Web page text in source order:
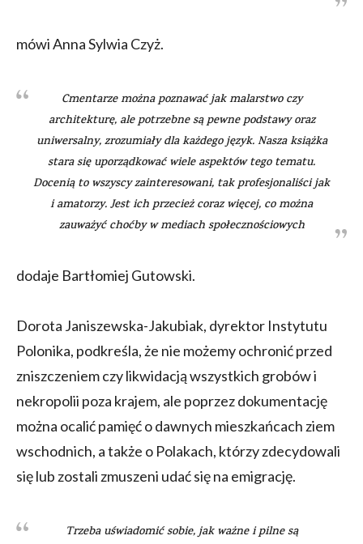
mówi Anna Sylwia Czyż.
Cmentarze można poznawać jak malarstwo czy
architekturę, ale potrzebne są pewne podstawy oraz
uniwersalny, zrozumiały dla każdego język. Nasza książka
stara się uporządkować wiele aspektów tego tematu.
Docenią to wszyscy zainteresowani, tak profesjonaliści jak
i amatorzy. Jest ich przecież coraz więcej, co można
zauważyć choćby w mediach społecznościowych
dodaje Bartłomiej Gutowski.
Dorota Janiszewska-Jakubiak, dyrektor Instytutu
Polonika, podkreśla, że nie możemy ochronić przed
zniszczeniem czy likwidacją wszystkich grobów i
nekropolii poza krajem, ale poprzez dokumentację
można ocalić pamięć o dawnych mieszkańcach ziem
wschodnich, a także o Polakach, którzy zdecydowali
się lub zostali zmuszeni udać się na emigrację.
Trzeba uświadomić sobie, jak ważne i pilne są